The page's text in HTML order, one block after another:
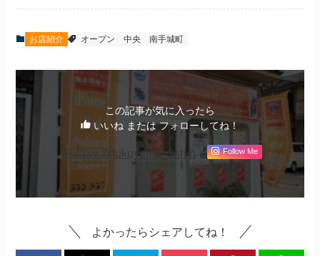
お店紹介 オープン 中央 南手城町
この記事が気に入ったら
いいね または フォローしてね！
Follow @fukuyama_2shin Follow Me
よかったらシェアしてね！